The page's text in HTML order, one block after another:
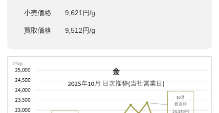
小売価格 9,621円/g
買取価格 9,512円/g